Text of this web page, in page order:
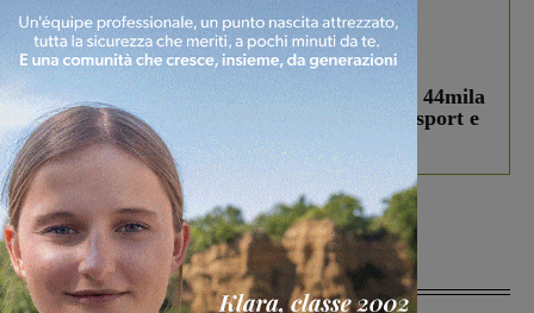
In vetrina 3 Agosto 2026
Estra Notizie agosto: Smart Cities, oltre 44mila
studenti coinvolti, torna il bando per lo sport e
debutta il podcast Estrair
Più lette